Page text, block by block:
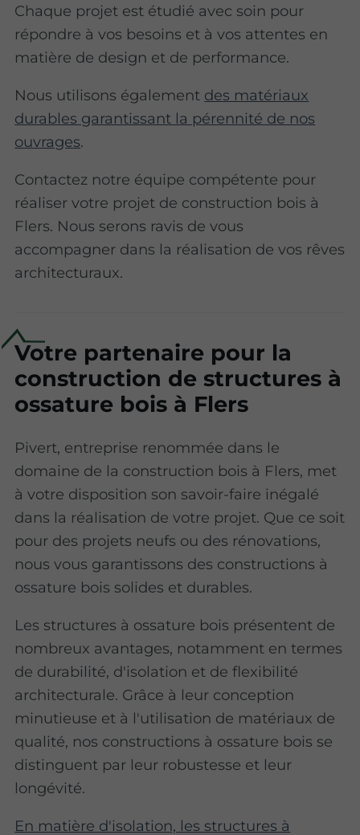
Chaque projet est étudié avec soin pour
répondre à vos besoins et à vos attentes en
matière de design et de performance.
Nous utilisons également des matériaux
durables garantissant la pérennité de nos
ouvrages.
Contactez notre équipe compétente pour
réaliser votre projet de construction bois à
Flers. Nous serons ravis de vous
accompagner dans la réalisation de vos rêves
architecturaux.
Votre partenaire pour la
construction de structures à
ossature bois à Flers
Pivert, entreprise renommée dans le
domaine de la construction bois à Flers, met
à votre disposition son savoir-faire inégalé
dans la réalisation de votre projet. Que ce soit
pour des projets neufs ou des rénovations,
nous vous garantissons des constructions à
ossature bois solides et durables.
Les structures à ossature bois présentent de
nombreux avantages, notamment en termes
de durabilité, d'isolation et de flexibilité
architecturale. Grâce à leur conception
minutieuse et à l'utilisation de matériaux de
qualité, nos constructions à ossature bois se
distinguent par leur robustesse et leur
longévité.
En matière d'isolation, les structures à